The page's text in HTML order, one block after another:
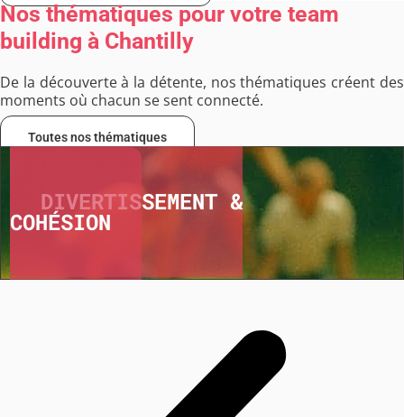
Nos thématiques pour votre team
building à Chantilly
De la découverte à la détente, nos thématiques créent des
moments où chacun se sent connecté.
Toutes nos thématiques
DIVERTISSEMENT &
COHÉSION